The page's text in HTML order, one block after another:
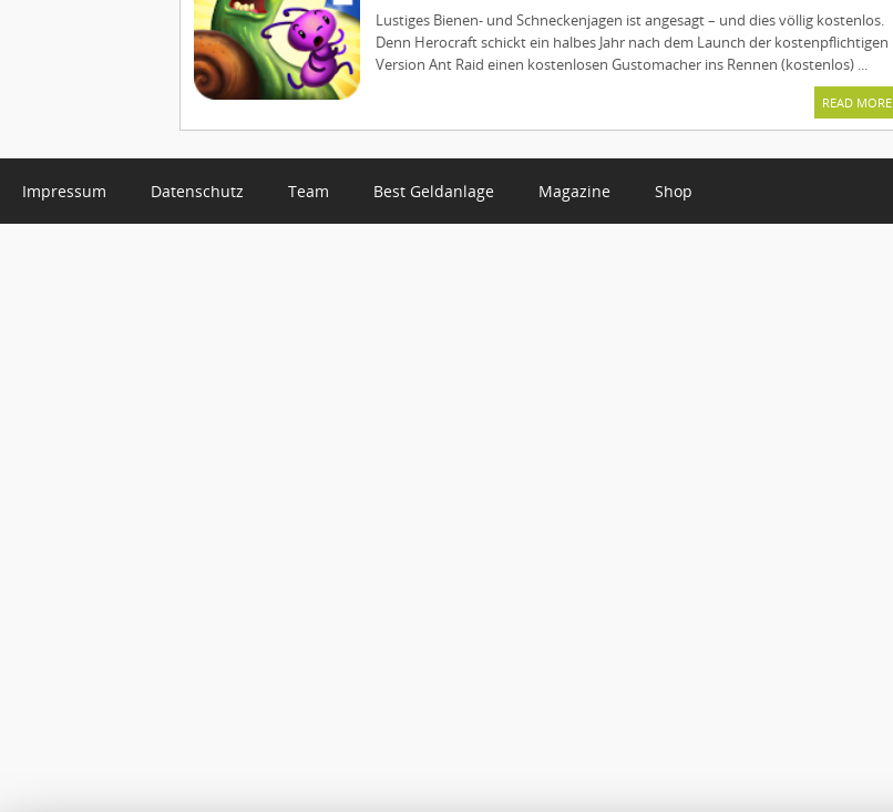
Lustiges Bienen- und Schneckenjagen ist angesagt – und dies völlig kostenlos.
Denn Herocraft schickt ein halbes Jahr nach dem Launch der kostenpflichtigen
Version Ant Raid einen kostenlosen Gustomacher ins Rennen (kostenlos) ...
READ MORE
Impressum Datenschutz Team Best Geldanlage Magazine Shop